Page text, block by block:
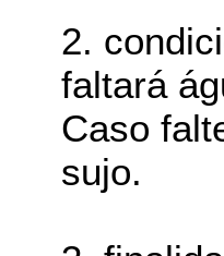
2.
faltará
Caso
sujo.